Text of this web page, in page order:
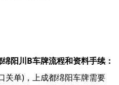
阳川B车牌流程和资料手续：
关单)，上成都绵阳车牌需要